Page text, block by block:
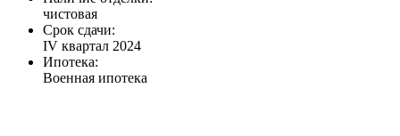
чистовая
Срок сдачи:
IV квартал 2024
Ипотека:
Военная ипотека